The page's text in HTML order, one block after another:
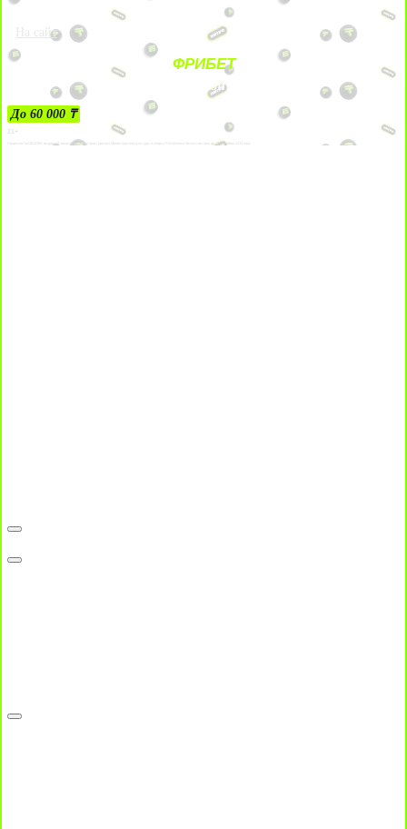
На сайт
ФРИБЕТ
ЗА ДЕПОЗИТЫ
До 60 000 ₸
21+
Лицензии №24514359, выданной комитетом индустрии туризма Министерства культуры и спорта Республики Казахстан срок до 27 сентября 2034 года.